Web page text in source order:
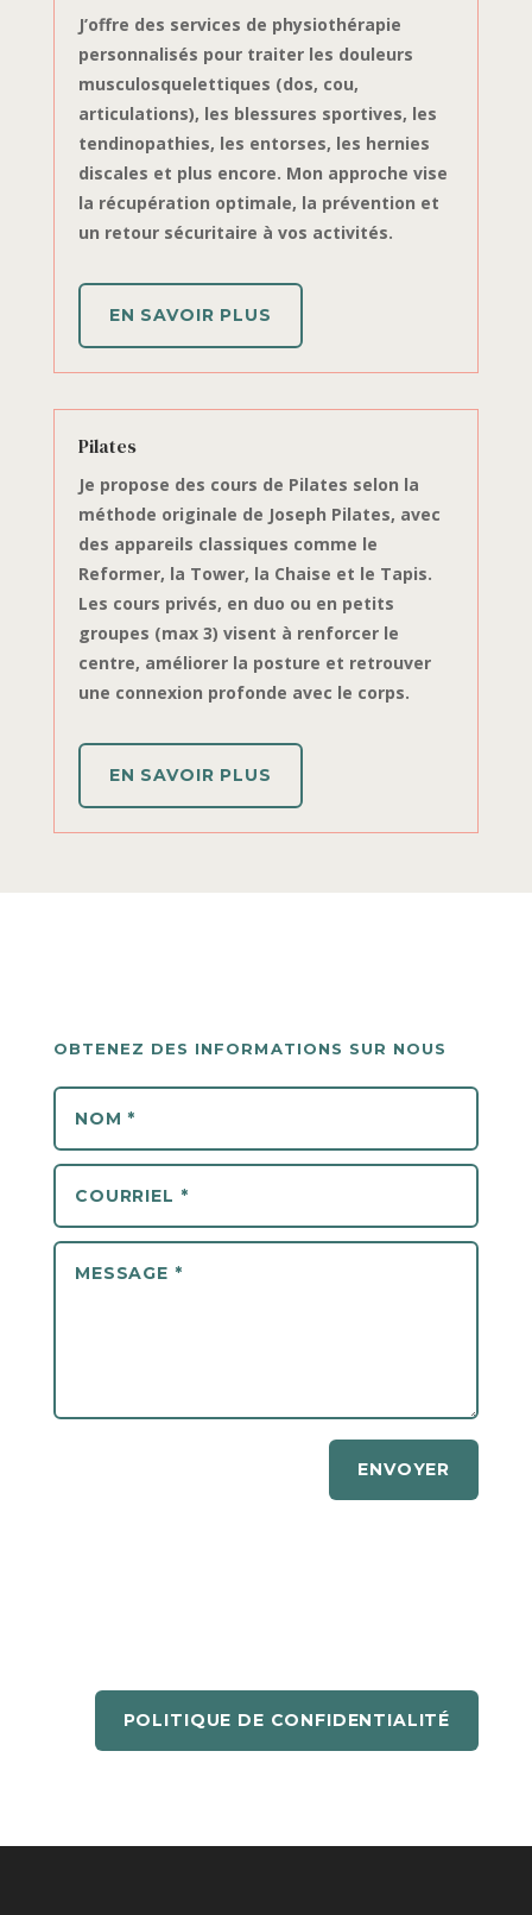
J’offre des services de physiothérapie
personnalisés pour traiter les douleurs
musculosquelettiques (dos, cou,
articulations), les blessures sportives, les
tendinopathies, les entorses, les hernies
discales et plus encore. Mon approche vise
la récupération optimale, la prévention et
un retour sécuritaire à vos activités.
EN SAVOIR PLUS
Pilates
Je propose des cours de Pilates selon la
méthode originale de Joseph Pilates, avec
des appareils classiques comme le
Reformer, la Tower, la Chaise et le Tapis.
Les cours privés, en duo ou en petits
groupes (max 3) visent à renforcer le
centre, améliorer la posture et retrouver
une connexion profonde avec le corps.
EN SAVOIR PLUS
OBTENEZ DES INFORMATIONS SUR NOUS
ENVOYER
POLITIQUE DE CONFIDENTIALITÉ